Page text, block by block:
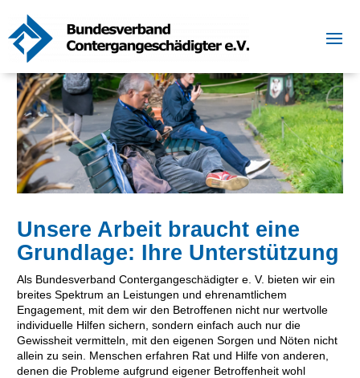
Unsere Arbeit braucht eine
Grundlage: Ihre Unterstützung
Als Bundesverband Contergangeschädigter e. V. bieten wir ein
breites Spektrum an Leistungen und ehrenamtlichem
Engagement, mit dem wir den Betroffenen nicht nur wertvolle
individuelle Hilfen sichern, sondern einfach auch nur die
Gewissheit vermitteln, mit den eigenen Sorgen und Nöten nicht
allein zu sein. Menschen erfahren Rat und Hilfe von anderen,
denen die Probleme aufgrund eigener Betroffenheit wohl